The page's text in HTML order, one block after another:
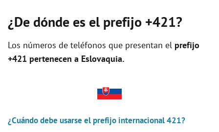
¿De dónde es el prefijo +421?
Los números de teléfonos que presentan el prefijo
+421 pertenecen a Eslovaquia.
¿Cuándo debe usarse el prefijo internacional 421?